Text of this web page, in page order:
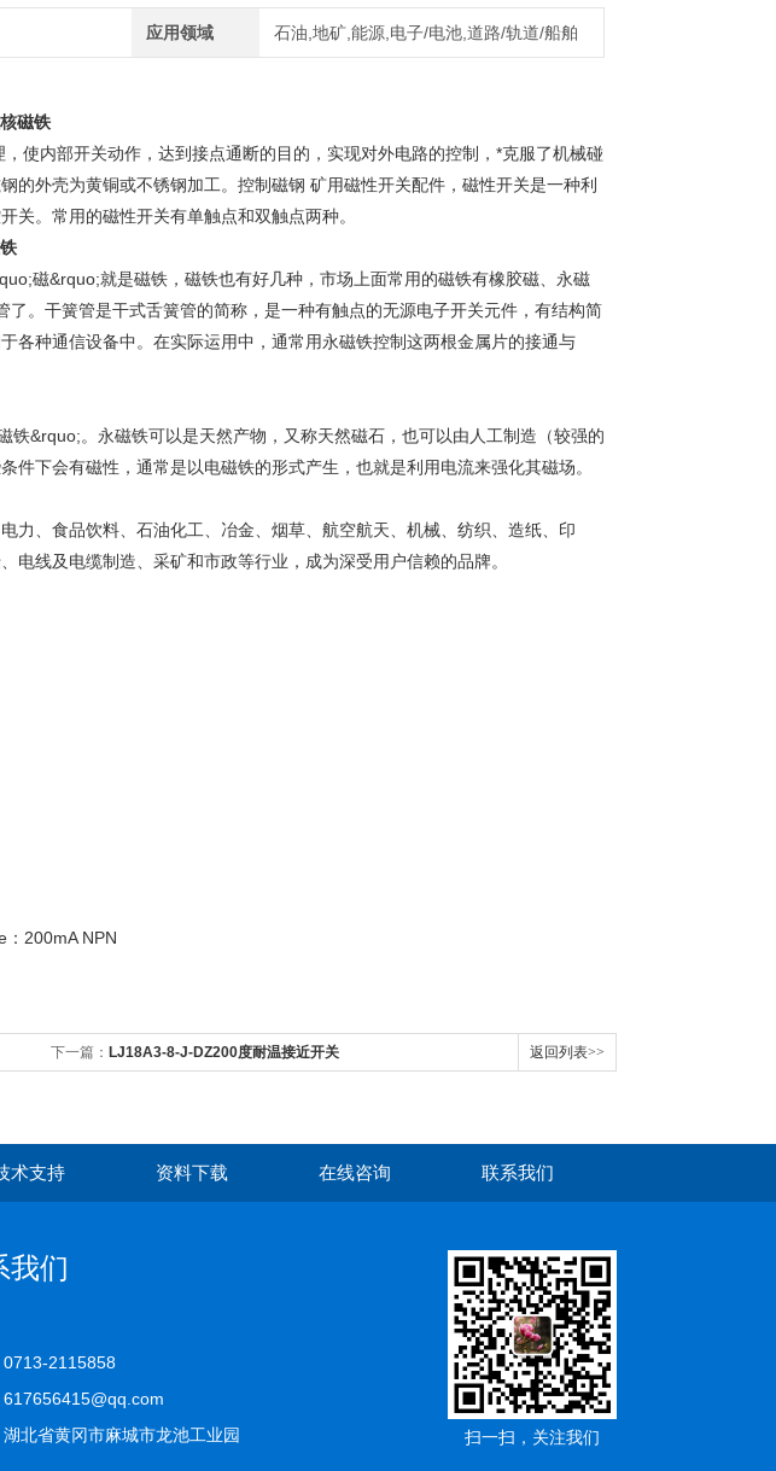
应用领域 石油,地矿,能源,电子/电池,道路/轨道/船舶
磁铁
使内部开关动作，达到接点通断的目的，实现对外电路的控制，*克服了机械碰
的外壳为黄铜或不锈钢加工。控制磁钢 矿用磁性开关配件，磁性开关是一种利
关。常用的磁性开关有单触点和双触点两种。
磁&rquo;就是磁铁，磁铁也有好几种，市场上面常用的磁铁有橡胶磁、永磁
。干簧管是干式舌簧管的简称，是一种有触点的无源电子开关元件，有结构简
各种通信设备中。在实际运用中，通常用永磁铁控制这两根金属片的接通与
铁&rquo;。永磁铁可以是天然产物，又称天然磁石，也可以由人工制造（较强的
件下会有磁性，通常是以电磁铁的形式产生，也就是利用电流来强化其磁场。
力、食品饮料、石油化工、冶金、烟草、航空航天、机械、纺织、造纸、印
电线及电缆制造、采矿和市政等行业，成为深受用户信赖的品牌。
200mA NPN
下一篇： LJ18A3-8-J-DZ200度耐温接近开关 返回列表>>
术支持 资料下载 在线咨询 联系我们
我们
0713-2115858
617656415@qq.com
北省黄冈市麻城市龙池工业园
扫一扫，关注我们